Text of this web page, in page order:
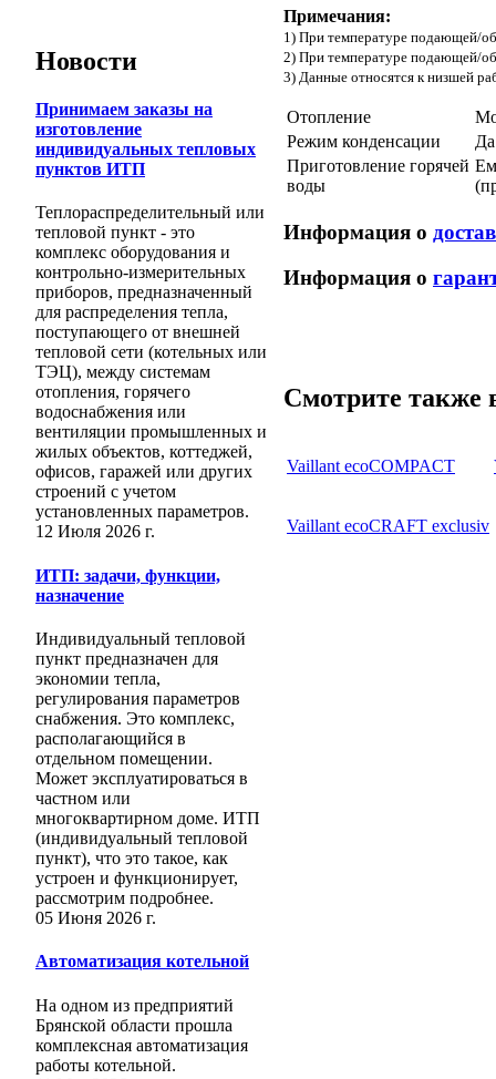
Новости
Принимаем заказы на
изготовление
индивидуальных тепловых
пунктов ИТП
Теплораспределительный или
тепловой пункт - это
комплекс оборудования и
контрольно-измерительных
приборов, предназначенный
для распределения тепла,
поступающего от внешней
тепловой сети (котельных или
ТЭЦ), между системам
отопления, горячего
водоснабжения или
вентиляции промышленных и
жилых объектов, коттеджей,
офисов, гаражей или других
строений с учетом
установленных параметров.
12 Июля 2026 г.
ИТП: задачи, функции,
назначение
Индивидуальный тепловой
пункт предназначен для
экономии тепла,
регулирования параметров
снабжения. Это комплекс,
располагающийся в
отдельном помещении.
Может эксплуатироваться в
частном или
многоквартирном доме. ИТП
(индивидуальный тепловой
пункт), что это такое, как
устроен и функционирует,
рассмотрим подробнее.
05 Июня 2026 г.
Автоматизация котельной
На одном из предприятий
Брянской области прошла
комплексная автоматизация
работы котельной.
Примечания:
1) При температуре подающей/
2) При температуре подающей/
3) Данные относятся к низшей
Отопление
Режим конденсации
Приготовление горячей
воды
Информация о
Информация о
Смотрите также
Vaillant ecoCOMPACT
Vaillant ecoCRAFT exclusiv